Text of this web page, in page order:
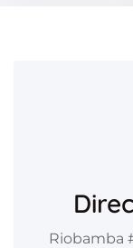
Riobamba